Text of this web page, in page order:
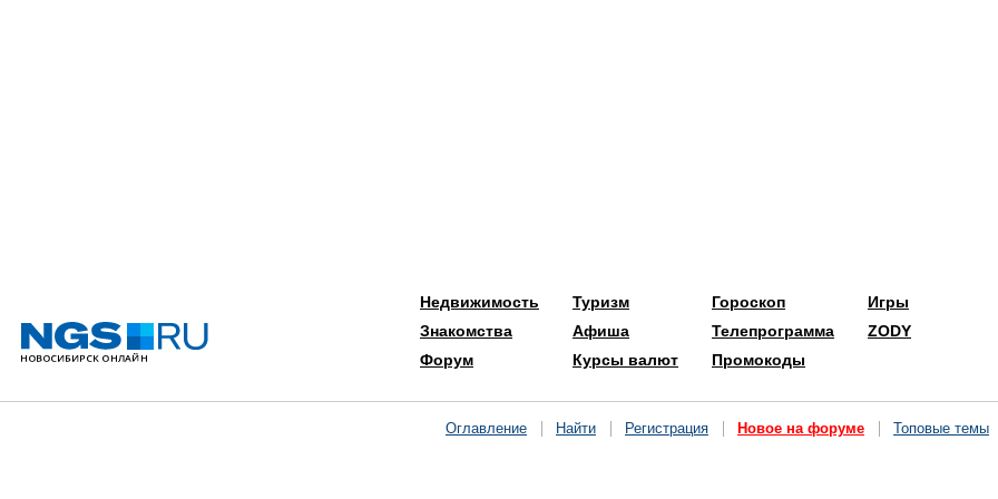
Недвижимость
Знакомства
Форум
Туризм
Афиша
Курсы валют
Гороскоп
Телепрограмма
Промокоды
Игры
ZODY
Оглавление Найти Регистрация Новое на форуме Топовые темы